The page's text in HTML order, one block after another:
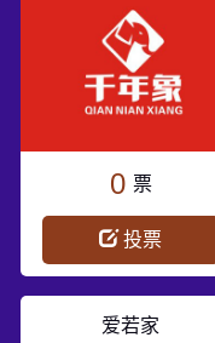
0 票
投票
爱若家